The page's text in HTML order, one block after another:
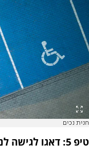
חנית נכים
טיפ 5: דאגו לגישה לנכים